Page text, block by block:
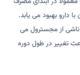
دارو بهبود می یابد.
ناشی از مجسترول می
تغییر در طول دوره